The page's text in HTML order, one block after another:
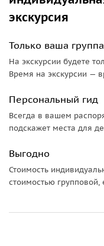
экскурсия
Только ваша группа
На экскурсии будете
Время на экскурсии —
Персональный гид
Всегда в вашем
подскажет места для
Выгодно
Стоимость
стоимостью